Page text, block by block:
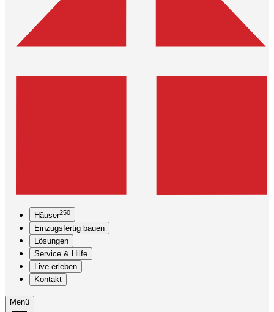
Häuser250
Einzugsfertig bauen
Lösungen
Service & Hilfe
Live erleben
Kontakt
Menü